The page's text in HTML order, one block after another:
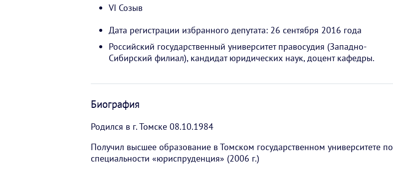
VI Созыв
Дата регистрации избранного депутата: 26 сентября 2016 года
Российский государственный университет правосудия (Западно-
Сибирский филиал), кандидат юридических наук, доцент кафедры.
Биография
Родился в г. Томске 08.10.1984
Получил высшее образование в Томском государственном университете по
специальности «юриспруденция» (2006 г.)